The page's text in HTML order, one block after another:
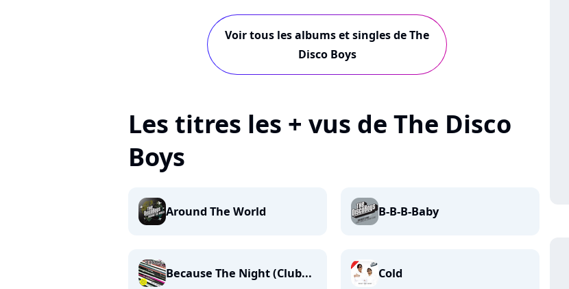
Voir tous les albums et singles de The
Disco Boys
Les titres les + vus de The Disco
Boys
Around The World B-B-B-Baby
Because The Night (Club... Cold